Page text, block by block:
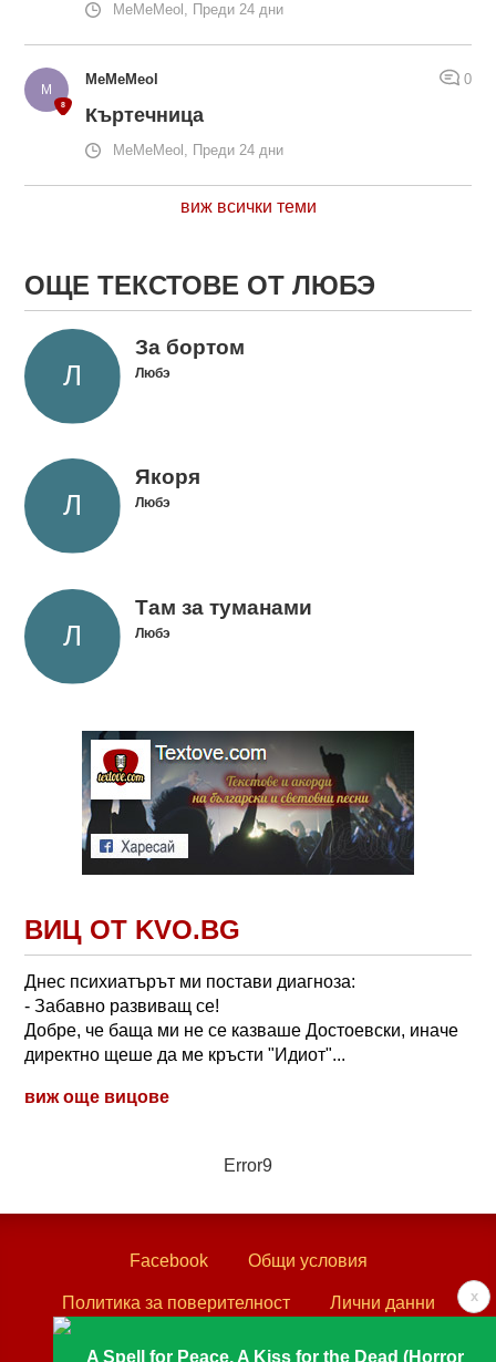
MeMeMeol, Преди 24 дни
MeMeMeol 0
Къртечница
MeMeMeol, Преди 24 дни
виж всички теми
ОЩЕ ТЕКСТОВЕ ОТ ЛЮБЭ
За бортом
Любэ
Якоря
Любэ
Там за туманами
Любэ
ВИЦ ОТ KVO.BG
Днес психиатърът ми постави диагноза:
- Забавно развиващ се!
Добре, че баща ми не се казваше Достоевски, иначе
директно щеше да ме кръсти "Идиот"...
виж още вицове
Error9
x
A Spell for Peace, A Kiss for the Dead (Horror
Facebook Общи условия
Политика за поверителност Лични данни